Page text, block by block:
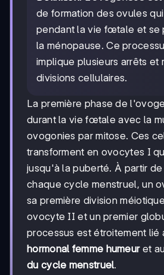
de formation des ovules
pendant la vie fœtale et se
la ménopause. Ce
implique plusieurs arrêts et
divisions cellulaires.
La première phase de
durant la vie fœtale avec la
ovogonies par mitose. Ces
transforment en ovocytes I
jusqu'à la puberté. À partir
chaque cycle menstruel, un
sa première division
ovocyte II et un premier
processus est étroitement lié
hormonal femme humeuret
du cycle menstruel.